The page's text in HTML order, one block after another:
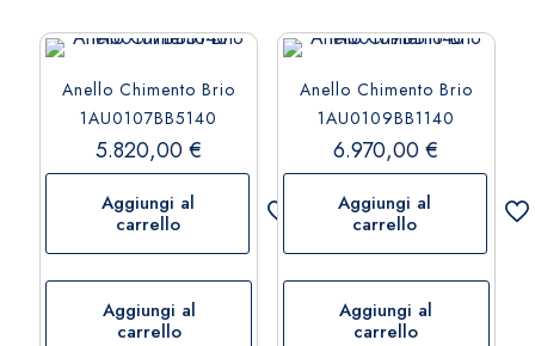
Anello Chimento Brio
1AU0107BB5140
5.820,00€
Aggiungi al
carrello
Aggiungi al
carrello
Anello Chimento Brio
1AU0109BB1140
6.970,00€
Aggiungi al
carrello
Aggiungi al
carrello